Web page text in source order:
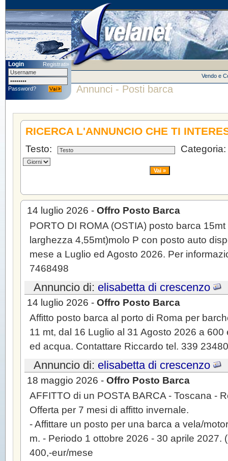
Login Registrati»
Password?
Vendo e
Annunci - Posti barca
RICERCA L'ANNUNCIO CHE TI
Testo: Categoria:
14 luglio 2026 - Offro Posto Barca
PORTO DI ROMA (OSTIA) posto barca
larghezza 4,55mt)molo P con posto auto
mese a Luglio ed Agosto 2026. Per
7468498
Annuncio di: elisabetta di crescenzo
14 luglio 2026 - Offro Posto Barca
Affitto posto barca al porto di Roma per
11 mt, dal 16 Luglio al 31 Agosto 2026 a
ed acqua. Contattare Riccardo tel. 339
Annuncio di: elisabetta di crescenzo
18 maggio 2026 - Offro Posto Barca
AFFITTO di un POSTA BARCA - Toscana -
Offerta per 7 mesi di affitto invernale.
- Affittare un posto per una barca a vela/
m. - Periodo 1 ottobre 2026 - 30 aprile 2027.
400,-eur/mese